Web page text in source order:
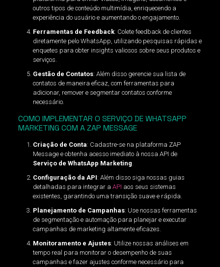
outros tipos de conteúdo multimídia, enriquecendo a
experiência do usuário e aumentando o engajamento.
Ferramentas de Feedback: Colete feedback de clientes
diretamente pelo WhatsApp, utilizando pesquisas rápidas e
enquetes para obter insights valiosos sobre seus produtos e
serviços.
Gestão de Contatos: Além disso gerencie sua lista de
contatos de maneira eficaz, com ferramentas para
adicionar, remover e segmentar contatos conforme
necessário.
COMO IMPLEMENTAR O SERVIÇO DE WHATSAPP
MARKETING COM A ZAP MESSAGE
Criação de Conta: Cadastre-se na plataforma ZAP
Message e obtenha acesso imediato à nossa API de
Serviço de WhatsApp Marketing.
Configuração da API: Além disso siga nossas guias
detalhadas para integrar a API aos seus sistemas
existentes, garantindo uma transição suave e rápida.
Planejamento de Campanhas: Use nossas ferramentas
de segmentação e automação para planejar e executar
campanhas de marketing altamente eficazes.
Monitoramento e Ajustes: Utilize nossas análises em
tempo real para monitorar o desempenho de suas
campanhas e fazer ajustes conforme necessário para